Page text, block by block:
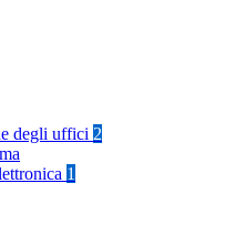
degli uffici 2
1